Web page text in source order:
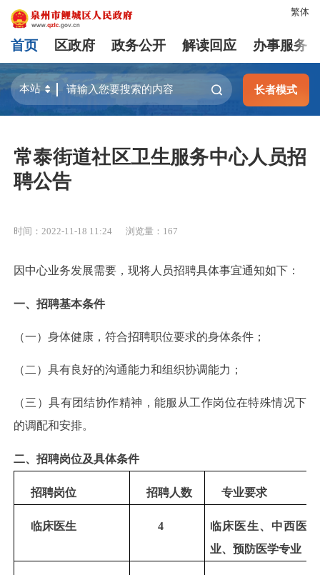
繁体
首页 区政府 政务公开 解读回应 办事服务
长者模式
常泰街道社区卫生服务中心人员招
聘公告
时间：2022-11-18 11:24 浏览量： 167
因中心业务发展需要，现将人员招聘具体事宜通知如下：
一、招聘基本条件
（一）身体健康，符合招聘职位要求的身体条件；
（二）具有良好的沟通能力和组织协调能力；
（三）具有团结协作精神，能服从工作岗位在特殊情况下
的调配和安排。
二、招聘岗位及具体条件
招聘岗位 招聘人数 专业要求
临床医生 4
临床医生、中西医
业、预防医学专业